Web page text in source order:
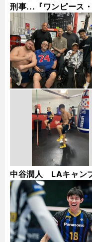
刑事...『ワンピース
ギャラリー
中谷潤人 LAキャン